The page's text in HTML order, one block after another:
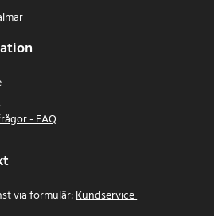
- FAQ
via formulär:Kundservice